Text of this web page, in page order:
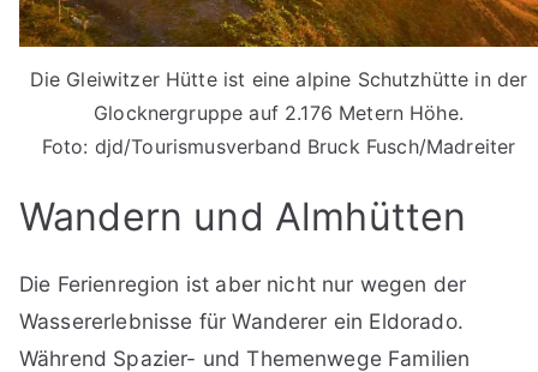
Die Gleiwitzer Hütte ist eine alpine Schutzhütte in der
Glocknergruppe auf 2.176 Metern Höhe.
Foto: djd/Tourismusverband Bruck Fusch/Madreiter
Wandern und Almhütten
Die Ferienregion ist aber nicht nur wegen der
Wassererlebnisse für Wanderer ein Eldorado.
Während Spazier- und Themenwege Familien